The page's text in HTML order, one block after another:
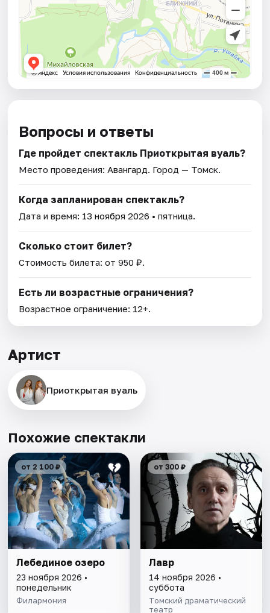
Вопросы и ответы
Где пройдет спектакль Приоткрытая вуаль?
Место проведения:Авангард. Город — Томск.
Когда запланирован спектакль?
Дата и время: 13 ноября 2026 • пятница.
Сколько стоит билет?
Стоимость билета: от 950 ₽.
Есть ли возрастные ограничения?
Возрастное ограничение: 12+.
Артист
Приоткрытая вуаль
Похожие спектакли
от 2 100 ₽
Лебединое озеро
23 ноября 2026 •
понедельник
Филармония
от 300 ₽
Лавр
14 ноября 2026 •
суббота
Томский драматический
театр